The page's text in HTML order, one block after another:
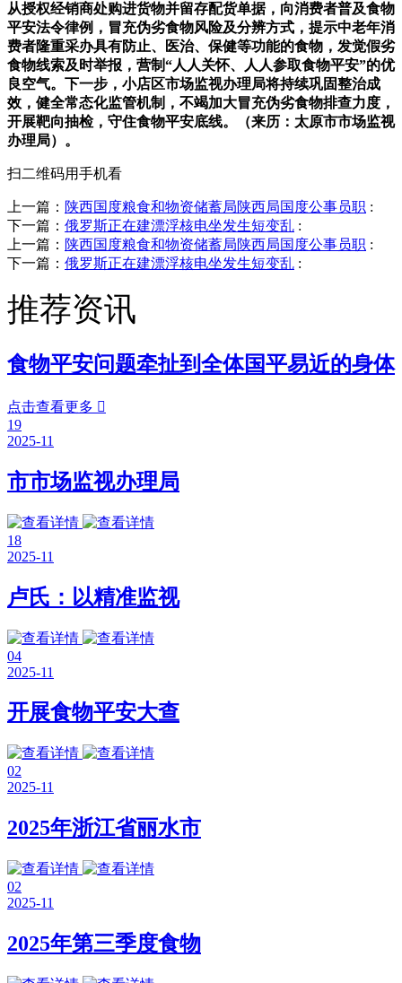
从授权经销商处购进货物并留存配货单据，向消费者普及食物
平安法令律例，冒充伪劣食物风险及分辨方式，提示中老年消
费者隆重采办具有防止、医治、保健等功能的食物，发觉假劣
食物线索及时举报，营制“人人关怀、人人参取食物平安”的优
良空气。下一步，小店区市场监视办理局将持续巩固整治成
效，健全常态化监管机制，不竭加大冒充伪劣食物排查力度，
开展靶向抽检，守住食物平安底线。（来历：太原市市场监视
办理局）。
扫二维码用手机看
上一篇： 陕西国度粮食和物资储蓄局陕西局国度公事员职 :
下一篇： 俄罗斯正在建漂浮核电坐发生短变乱 :
上一篇： 陕西国度粮食和物资储蓄局陕西局国度公事员职 :
下一篇： 俄罗斯正在建漂浮核电坐发生短变乱 :
推荐资讯
食物平安问题牵扯到全体国平易近的身体
点击查看更多 
19
2025-11
市市场监视办理局
18
2025-11
卢氏：以精准监视
04
2025-11
开展食物平安大查
02
2025-11
2025年浙江省丽水市
02
2025-11
2025年第三季度食物